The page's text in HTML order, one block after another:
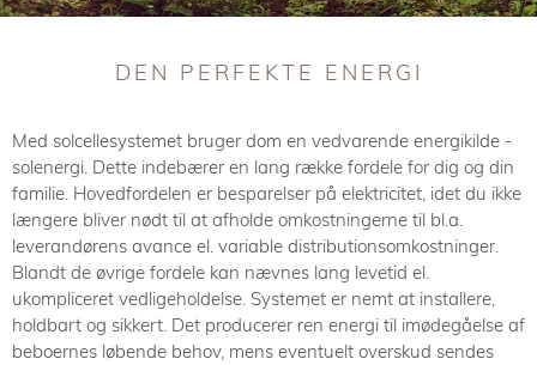
DEN PERFEKTE ENERGI
Med solcellesystemet bruger dom en vedvarende energikilde -
solenergi. Dette indebærer en lang række fordele for dig og din
familie. Hovedfordelen er besparelser på elektricitet, idet du ikke
længere bliver nødt til at afholde omkostningerne til bl.a.
leverandørens avance el. variable distributionsomkostninger.
Blandt de øvrige fordele kan nævnes lang levetid el.
ukompliceret vedligeholdelse. Systemet er nemt at installere,
holdbart og sikkert. Det producerer ren energi til imødegåelse af
beboernes løbende behov, mens eventuelt overskud sendes